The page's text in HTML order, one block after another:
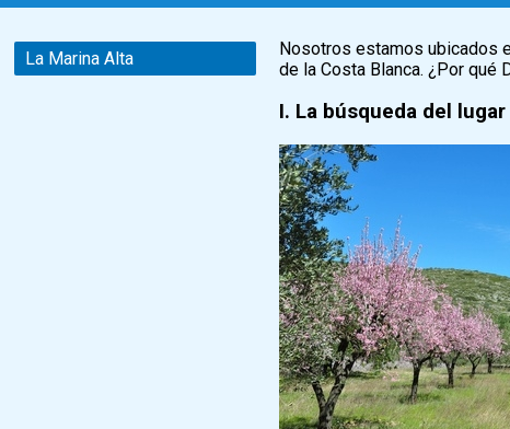
La Marina Alta
Nosotros estamos ubicados
de la Costa Blanca. ¿Por qué
I. La búsqueda del